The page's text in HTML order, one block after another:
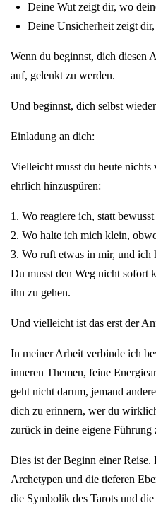
Deine Wut zeigt dir, wo
Deine Unsicherheit zeigt
Wenn du beginnst, dich diesen
auf, gelenkt zu werden.
Und beginnst, dich selbst
Einladung an dich:
Vielleicht musst du heute
ehrlich hinzuspüren:
1. Wo reagiere ich, statt
2. Wo halte ich mich klein,
3. Wo ruft etwas in mir, und ich
Du musst den Weg nicht sofort
ihn zu gehen.
Und vielleicht ist das erst der
In meiner Arbeit verbinde ich
inneren Themen, feine
geht nicht darum, jemand
dich zu erinnern, wer du
zurück in deine eigene Führung
Dies ist der Beginn einer Reise.
Archetypen und die tieferen
die Symbolik des Tarots und